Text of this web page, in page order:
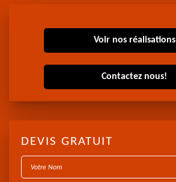
Voir nos réalisations
Contactez nous!
DEVIS GRATUIT